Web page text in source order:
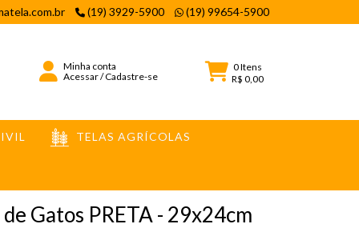
(19) 3929-5900 (19) 99654-5900
Minha conta
Acessar/Cadastre-se
0Itens
R$ 0,00
TELAS AGRÍCOLAS
Gatos PRETA - 29x24cm